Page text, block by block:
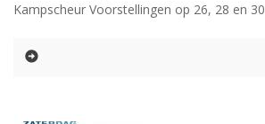
Kampscheur Voorstellingen op 26, 28 en 30